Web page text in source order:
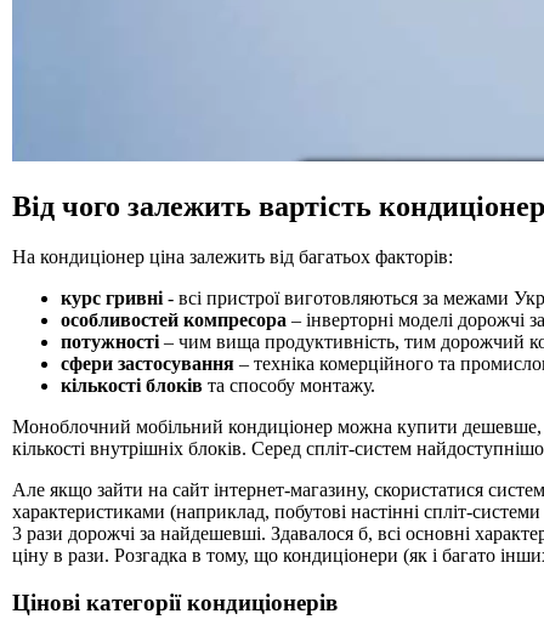
Від чого залежить вартість
На кондиціонер ціна залежить від багатьох факторів:
курс гривні- всі пристрої виготовляються за межами
особливостей компресора – інверторні моделі дорожчі
потужності– чим вища продуктивність, тим дорожчий
сфери застосування – техніка комерційного та
кількості блоків та способу монтажу.
Моноблочний мобільний кондиціонер можна купити дешевше,
кількості внутрішніх блоків. Серед спліт-систем
Але якщо зайти на сайт інтернет-магазину, скористатися
характеристиками (наприклад, побутові настінні спліт-
3 рази дорожчі за найдешевші. Здавалося б, всі основні
ціну в рази. Розгадка в тому, що кондиціонери (як і багато
Цінові категорії кондиціонерів